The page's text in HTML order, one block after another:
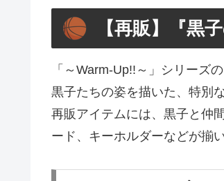
【再販】『黒
「～Warm-Up!!～」シリーズ
黒子たちの姿を描いた、特別
再販アイテムには、黒子と仲
ード、キーホルダーなどが揃